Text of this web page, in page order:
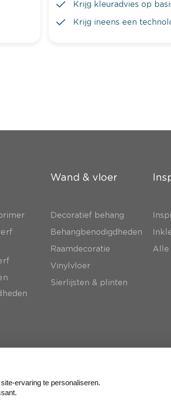
ervaring te personaliseren.
Krijg kleuradvies op
Krijg ineens een
Wand & vloer
Decoratief behang
Behangbenodigdheden
Raamdecoratie
Vinylvloer
Sierlijsten & plinten
Alle